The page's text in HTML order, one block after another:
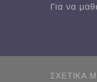
Για να
ΣΧΕΤΙΚΑ